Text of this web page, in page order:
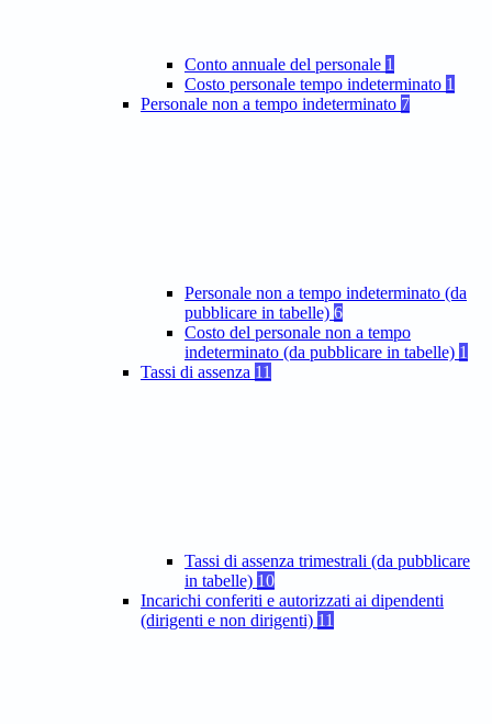
Conto annuale del personale 1
Costo personale tempo indeterminato 1
Personale non a tempo indeterminato 7
Personale non a tempo indeterminato (da
pubblicare in tabelle) 6
Costo del personale non a tempo
indeterminato (da pubblicare in tabelle) 1
Tassi di assenza 11
Tassi di assenza trimestrali (da pubblicare
in tabelle) 10
Incarichi conferiti e autorizzati ai dipendenti
(dirigenti e non dirigenti) 11